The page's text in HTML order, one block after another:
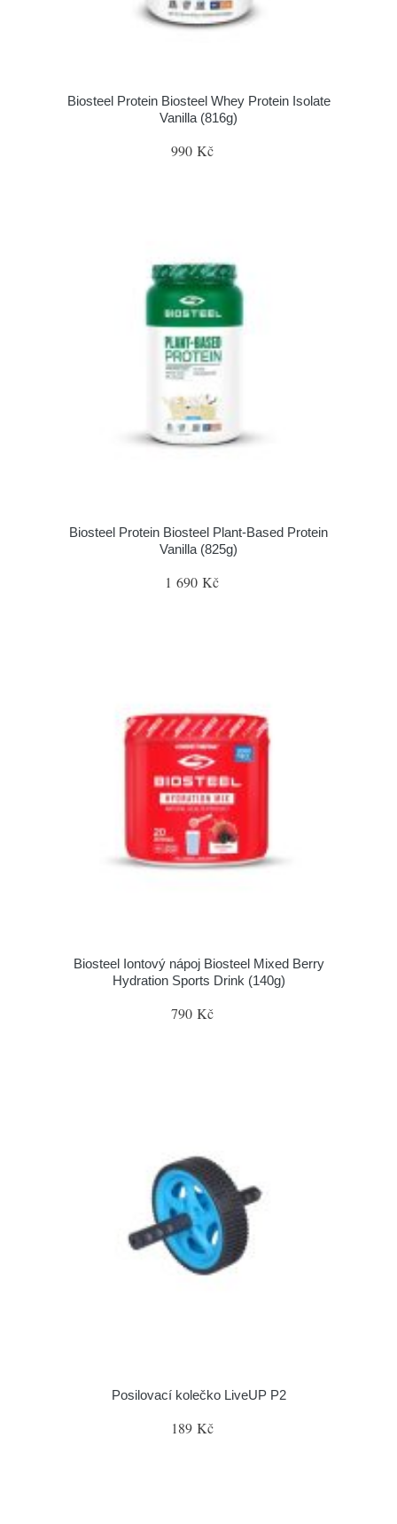
Biosteel Protein Biosteel Whey Protein Isolate
Vanilla (816g)
990 Kč
Biosteel Protein Biosteel Plant-Based Protein
Vanilla (825g)
1 690 Kč
Biosteel Iontový nápoj Biosteel Mixed Berry
Hydration Sports Drink (140g)
790 Kč
Posilovací kolečko LiveUP P2
189 Kč